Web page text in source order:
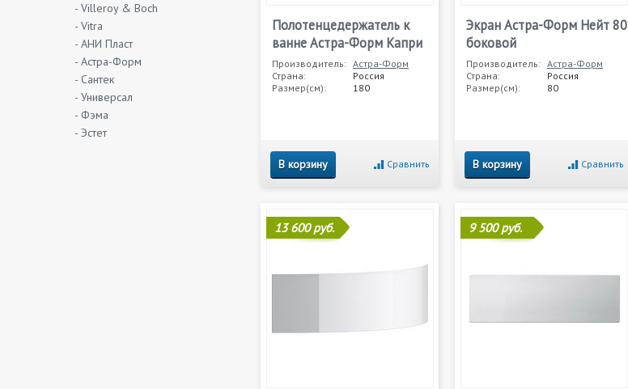
- Villeroy & Boch
- Vitra
- АНИ Пласт
- Астра-Форм
- Сантек
- Универсал
- Фэма
- Эстет
Полотенцедержатель к
ванне Астра-Форм Капри
Производитель: Астра-Форм
Страна:
Россия
Размер(см):
180
В корзину Сравнить
Экран Астра-Форм Нейт 80
боковой
Производитель: Астра-Форм
Страна:
Россия
Размер(см):
80
В корзину Сравнить
13 600 руб. 9 500 руб.